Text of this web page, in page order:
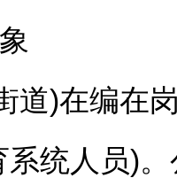
)在编在
统人员)。